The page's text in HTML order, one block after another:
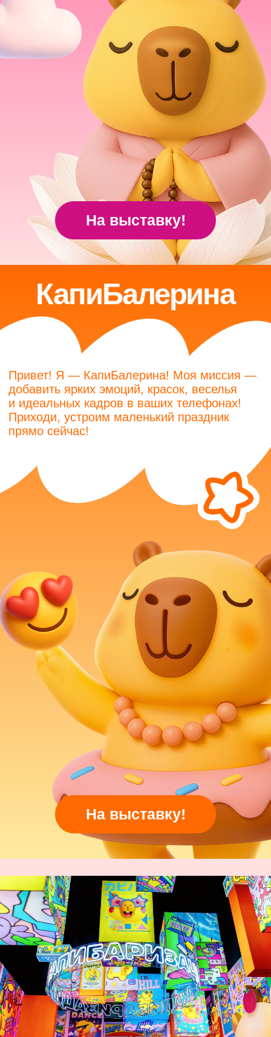
Пятница – Воскресенье
Дети до 3 лет БЕСПЛАТНО
1000 ₽
850 ₽
+ Праздничные и нерабочие дни
Купить билет
Проголодались? Не беда! В Капи Cafe
вас ждут тематические десерты и
невероятно вкусный бабл-ти.
Приходите пробовать и берите с собой
взрослых!
На территории выставки работает
сувенирный магазин, где каждый
посетитель может приобрести себе на
память крутые капи-сувениры!